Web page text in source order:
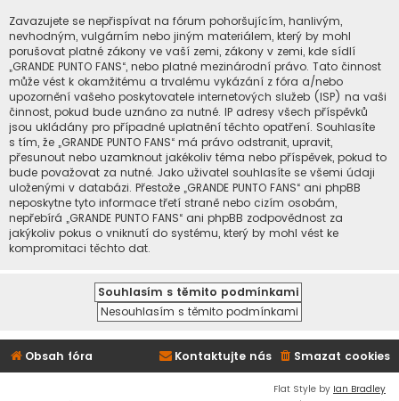
Zavazujete se nepřispívat na fórum pohoršujícím, hanlivým,
nevhodným, vulgárním nebo jiným materiálem, který by mohl
porušovat platné zákony ve vaší zemi, zákony v zemi, kde sídlí
„GRANDE PUNTO FANS“, nebo platné mezinárodní právo. Tato činnost
může vést k okamžitému a trvalému vykázání z fóra a/nebo
upozornění vašeho poskytovatele internetových služeb (ISP) na vaši
činnost, pokud bude uznáno za nutné. IP adresy všech příspěvků
jsou ukládány pro případné uplatnění těchto opatření. Souhlasíte
s tím, že „GRANDE PUNTO FANS“ má právo odstranit, upravit,
přesunout nebo uzamknout jakékoliv téma nebo příspěvek, pokud to
bude považovat za nutné. Jako uživatel souhlasíte se všemi údaji
uloženými v databázi. Přestože „GRANDE PUNTO FANS“ ani phpBB
neposkytne tyto informace třetí straně nebo cizím osobám,
nepřebírá „GRANDE PUNTO FANS“ ani phpBB zodpovědnost za
jakýkoliv pokus o vniknutí do systému, který by mohl vést ke
kompromitaci těchto dat.
Obsah fóra Smazat cookies
Kontaktujte nás
Flat Style by Ian Bradley